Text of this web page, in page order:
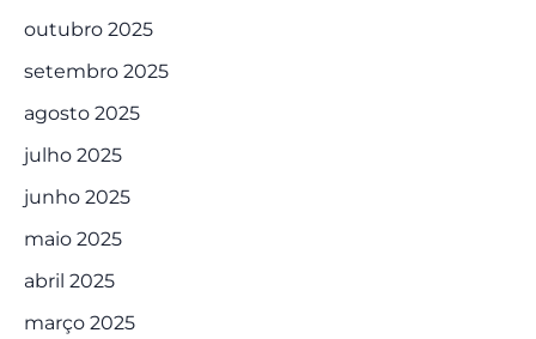
outubro 2025
setembro 2025
agosto 2025
julho 2025
junho 2025
maio 2025
abril 2025
março 2025